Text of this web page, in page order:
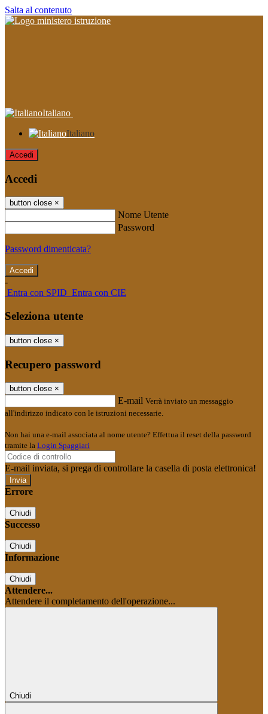
Salta al contenuto
Italiano
Italiano
Accedi
Accedi
button close ×
Nome Utente
Password
Password dimenticata?
-
Entra con SPID Entra con CIE
Seleziona utente
button close ×
Recupero password
button close ×
E-mail Verrà inviato un messaggio
all'indirizzo indicato con le istruzioni necessarie.
Non hai una e-mail associata al nome utente? Effettua il reset della password
tramite la Login Spaggiari
E-mail inviata, si prega di controllare la casella di posta elettronica!
Errore
Chiudi
Successo
Chiudi
Informazione
Chiudi
Attendere...
Attendere il completamento dell'operazione...
Chiudi